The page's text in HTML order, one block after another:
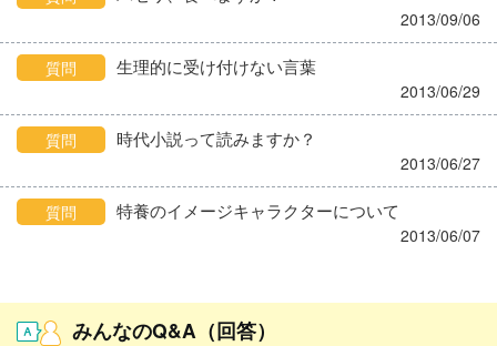
2013/09/06
質問 生理的に受け付けない言葉
2013/06/29
質問 時代小説って読みますか？
2013/06/27
質問 特養のイメージキャラクターについて
2013/06/07
みんなのQ&A（回答）